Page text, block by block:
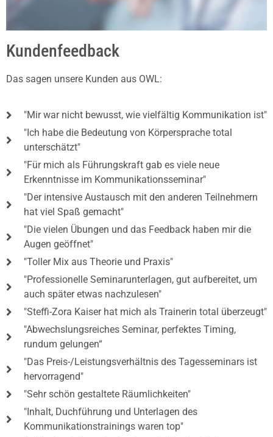
Kundenfeedback
Das sagen unsere Kunden aus OWL:
"Mir war nicht bewusst, wie vielfältig Kommunikation ist"
"Ich habe die Bedeutung von Körpersprache total
unterschätzt"
"Für mich als Führungskraft gab es viele neue
Erkenntnisse im Kommunikationsseminar"
"Der intensive Austausch mit den anderen Teilnehmern
hat viel Spaß gemacht"
"Die vielen Übungen und das Feedback haben mir die
Augen geöffnet"
"Toller Mix aus Theorie und Praxis"
"Professionelle Seminarunterlagen, gut aufbereitet, um
auch später etwas nachzulesen"
"Steffi-Zora Kaiser hat mich als Trainerin total überzeugt"
"Abwechslungsreiches Seminar, perfektes Timing,
rundum gelungen“
"Das Preis-/Leistungsverhältnis des Tagesseminars ist
hervorragend"
"Sehr schön gestaltete Räumlichkeiten"
"Inhalt, Duchführung und Unterlagen des
Kommunikationstrainings waren top"